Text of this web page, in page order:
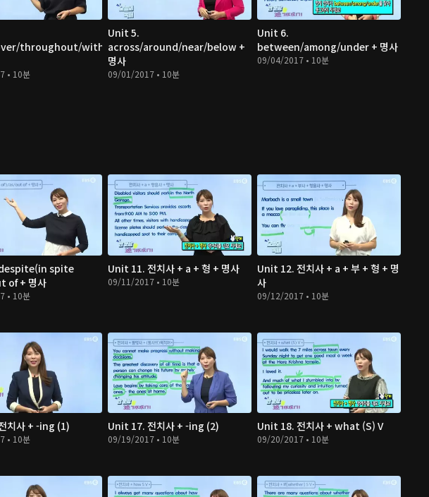
throughout/within
• 10분
Unit 5.
across/around/near/below +
명사
09/01/2017 • 10분
Unit 6.
between/among/under + 명사
09/04/2017 • 10분
spite
of + 명사
• 10분
Unit 11. 전치사 + a + 형 + 명사
09/11/2017 • 10분
Unit 12. 전치사 + a + 부 + 형 + 명
사
09/12/2017 • 10분
치사 + -ing (1)
• 10분
Unit 17. 전치사 + -ing (2)
09/19/2017 • 10분
Unit 18. 전치사 + what (S) V
09/20/2017 • 10분